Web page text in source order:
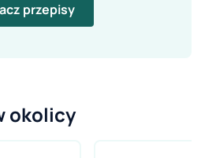
przepisy
okolicy